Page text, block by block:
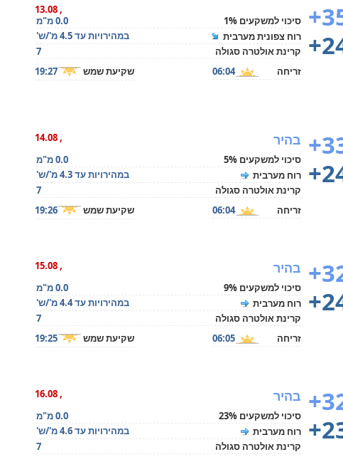
, 13.08
סיכוי למשקעים 1%
0.0 מ"מ
רוח צפונית מערבית
במהירויות עד 4.5 מ'/ש'
קרינת אולטרה סגולה
7
זריחה
06:04 שקיעת שמש 19:27
, 14.08 בהיר
סיכוי למשקעים 5%
0.0 מ"מ
רוח מערבית
במהירויות עד 4.3 מ'/ש'
קרינת אולטרה סגולה
7
זריחה
06:04 שקיעת שמש 19:26
, 15.08 בהיר
סיכוי למשקעים 9%
0.0 מ"מ
רוח מערבית
במהירויות עד 4.4 מ'/ש'
קרינת אולטרה סגולה
7
זריחה
06:05 שקיעת שמש 19:25
, 16.08 בהיר
סיכוי למשקעים 23%
0.0 מ"מ
רוח מערבית
במהירויות עד 4.6 מ'/ש'
קרינת אולטרה סגולה
7